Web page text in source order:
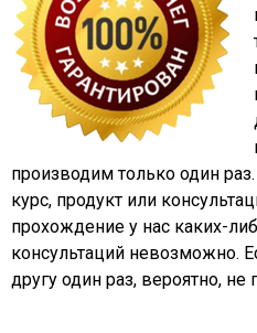
производим только один
курс, продукт или
прохождение у нас каких-
консультаций невозможно.
другу один раз, вероятно,